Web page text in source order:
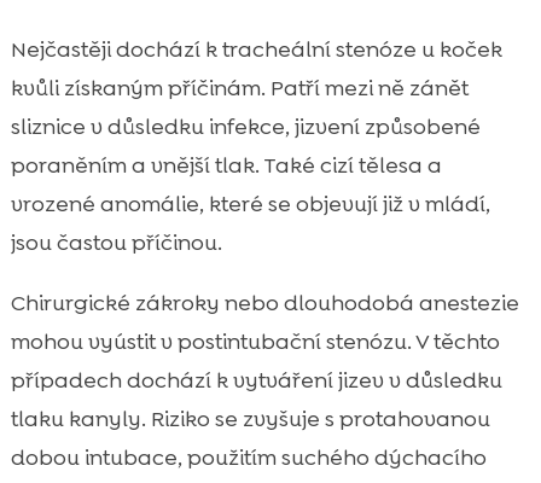
Nejčastěji dochází k tracheální stenóze u koček
kvůli získaným příčinám. Patří mezi ně zánět
sliznice v důsledku infekce, jizvení způsobené
poraněním a vnější tlak. Také cizí tělesa a
vrozené anomálie, které se objevují již v mládí,
jsou častou příčinou.
Chirurgické zákroky nebo dlouhodobá anestezie
mohou vyústit v postintubační stenózu. V těchto
případech dochází k vytváření jizev v důsledku
tlaku kanyly. Riziko se zvyšuje s protahovanou
dobou intubace, použitím suchého dýchacího